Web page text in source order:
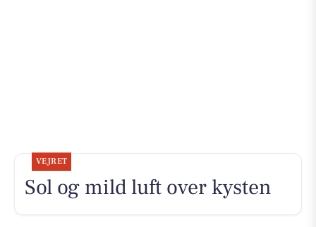
VEJRET
Sol og mild luft over kysten